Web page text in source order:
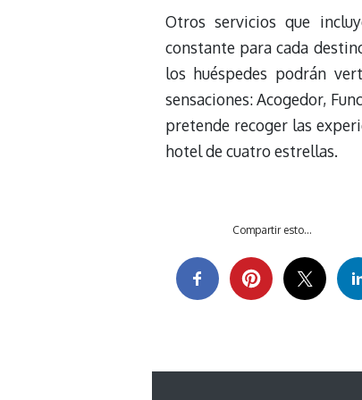
Otros servicios que
constante para cada
los huéspedes podrán
sensaciones: Acogedor,
pretende recoger las
hotel de cuatro estrellas.
Compartir esto...